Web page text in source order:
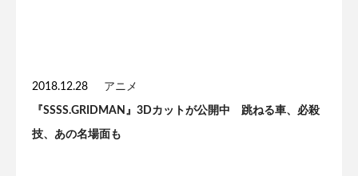
2018.12.28 アニメ
『SSSS.GRIDMAN』3Dカットが公開中 跳ねる車、必殺
技、あの名場面も